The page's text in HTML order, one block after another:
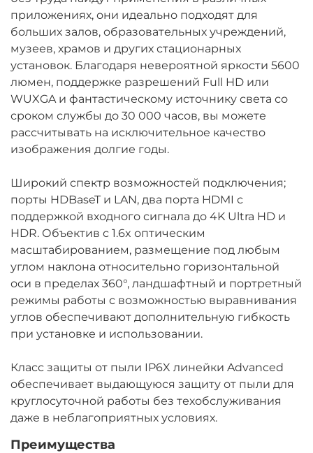
приложениях, они идеально подходят для
больших залов, образовательных учреждений,
музеев, храмов и других стационарных
установок. Благодаря невероятной яркости 5600
люмен, поддержке разрешений Full HD или
WUXGA и фантастическому источнику света со
сроком службы до 30 000 часов, вы можете
рассчитывать на исключительное качество
изображения долгие годы.
Широкий спектр возможностей подключения;
порты HDBaseT и LAN, два порта HDMI с
поддержкой входного сигнала до 4K Ultra HD и
HDR. Объектив с 1.6x оптическим
масштабированием, размещение под любым
углом наклона относительно горизонтальной
оси в пределах 360°, ландшафтный и портретный
режимы работы с возможностью выравнивания
углов обеспечивают дополнительную гибкость
при установке и использовании.
Класс защиты от пыли IP6X линейки Advanced
обеспечивает выдающуюся защиту от пыли для
круглосуточной работы без техобслуживания
даже в неблагоприятных условиях.
Преимущества